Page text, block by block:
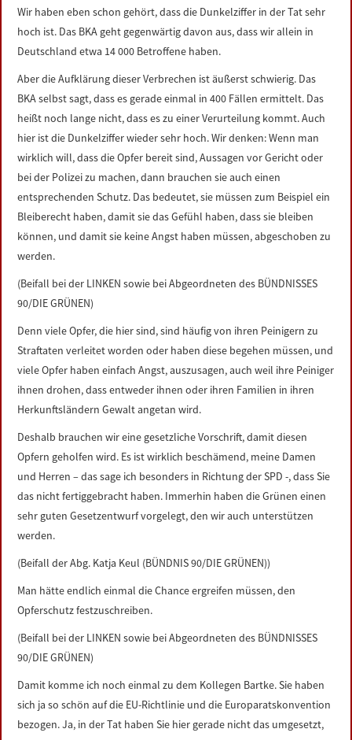
Wir haben eben schon gehört, dass die Dunkelziffer in der Tat sehr
hoch ist. Das BKA geht gegenwärtig davon aus, dass wir allein in
Deutschland etwa 14 000 Betroffene haben.
Aber die Aufklärung dieser Verbrechen ist äußerst schwierig. Das
BKA selbst sagt, dass es gerade einmal in 400 Fällen ermittelt. Das
heißt noch lange nicht, dass es zu einer Verurteilung kommt. Auch
hier ist die Dunkelziffer wieder sehr hoch. Wir denken: Wenn man
wirklich will, dass die Opfer bereit sind, Aussagen vor Gericht oder
bei der Polizei zu machen, dann brauchen sie auch einen
entsprechenden Schutz. Das bedeutet, sie müssen zum Beispiel ein
Bleiberecht haben, damit sie das Gefühl haben, dass sie bleiben
können, und damit sie keine Angst haben müssen, abgeschoben zu
werden.
(Beifall bei der LINKEN sowie bei Abgeordneten des BÜNDNISSES
90/DIE GRÜNEN)
Denn viele Opfer, die hier sind, sind häufig von ihren Peinigern zu
Straftaten verleitet worden oder haben diese begehen müssen, und
viele Opfer haben einfach Angst, auszusagen, auch weil ihre Peiniger
ihnen drohen, dass entweder ihnen oder ihren Familien in ihren
Herkunftsländern Gewalt angetan wird.
Deshalb brauchen wir eine gesetzliche Vorschrift, damit diesen
Opfern geholfen wird. Es ist wirklich beschämend, meine Damen
und Herren – das sage ich besonders in Richtung der SPD -, dass Sie
das nicht fertiggebracht haben. Immerhin haben die Grünen einen
sehr guten Gesetzentwurf vorgelegt, den wir auch unterstützen
werden.
(Beifall der Abg. Katja Keul (BÜNDNIS 90/DIE GRÜNEN))
Man hätte endlich einmal die Chance ergreifen müssen, den
Opferschutz festzuschreiben.
(Beifall bei der LINKEN sowie bei Abgeordneten des BÜNDNISSES
90/DIE GRÜNEN)
Damit komme ich noch einmal zu dem Kollegen Bartke. Sie haben
sich ja so schön auf die EU-Richtlinie und die Europaratskonvention
bezogen. Ja, in der Tat haben Sie hier gerade nicht das umgesetzt,